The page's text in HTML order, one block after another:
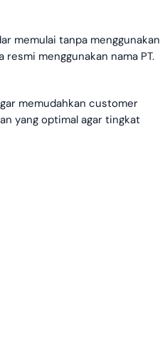
memulai tanpa menggunakan
menggunakan nama PT.
memudahkan customer
yang optimal agar tingkat